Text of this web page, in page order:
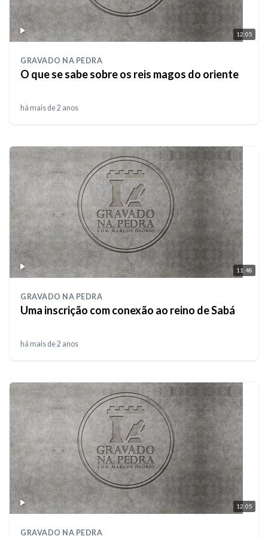
12:05
GRAVADO NA PEDRA
O que se sabe sobre os reis magos do oriente
há mais de 2 anos
11:48
GRAVADO NA PEDRA
Uma inscrição com conexão ao reino de Sabá
há mais de 2 anos
12:05
GRAVADO NA PEDRA